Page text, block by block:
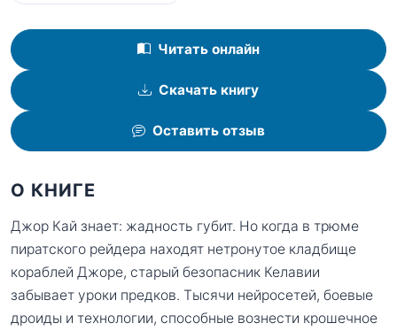
Читать онлайн
Скачать книгу
Оставить отзыв
О КНИГЕ
Джор Кай знает: жадность губит. Но когда в трюме
пиратского рейдера находят нетронутое кладбище
кораблей Джоре, старый безопасник Келавии
забывает уроки предков. Тысячи нейросетей, боевые
дроиды и технологии, способные вознести крошечное